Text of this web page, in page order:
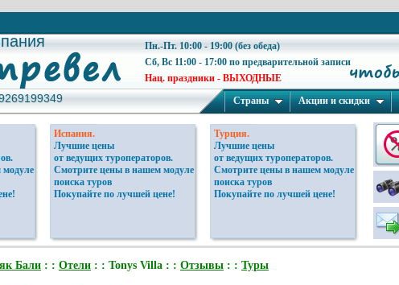
Пн.-Пт. 10:00 - 19:00 (без обеда)
Сб, Вс 11:00 - 17:00 по предварительной записи
Нац. праздники - ВЫХОДНЫЕ
Страны Акции и скидки
Испания.
Лучшие цены
от ведущих туроператоров.
Смотрите цены в нашем модуле
поиска туров
Покупайте по лучшей цене!
Турция.
Лучшие цены
от ведущих туроператоров.
Смотрите цены в нашем модуле
поиска туров
Покупайте по лучшей цене!
Бали : : Отели : : Tonys Villa : : Отзывы : : Туры